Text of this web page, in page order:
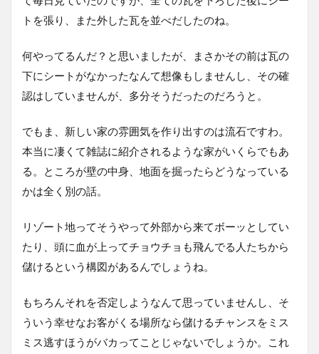
トを張り、また外した瓦を並べだしたのね。
何やってるんだ？と思いましたが、まさかその前は瓦の
下にシートがなかったなんて想像もしませんし、その確
認はしていませんが、多分そうだったのだろうと。
でもま、新しい家の雰囲気を作り出すのは流石ですわ。
本当に凄くて雑誌に紹介されるような家がいくらでもあ
る。ところが壁の中身、地面を掘ったらどうなっている
かは全く別の話。
リゾート地ってそうやって外部から来てボーッとしてい
たり、頭に血が上ってチョウチョも飛んでる人たちから
儲けるという構図があるんでしょうね。
もちろんそれを否定しようなんて思っていませんし、そ
ういう幸せなお客がくる場所なら儲けるチャンスをミス
ミス逃すほうがバカってことじゃないでしょうか。これ